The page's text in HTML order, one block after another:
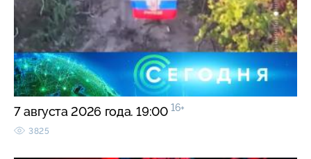
7 августа 2026 года. 19:00 16+
3825